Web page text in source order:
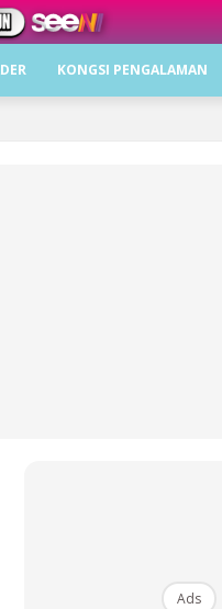
KONGSI PENGALAMAN
Ads